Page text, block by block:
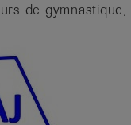
de